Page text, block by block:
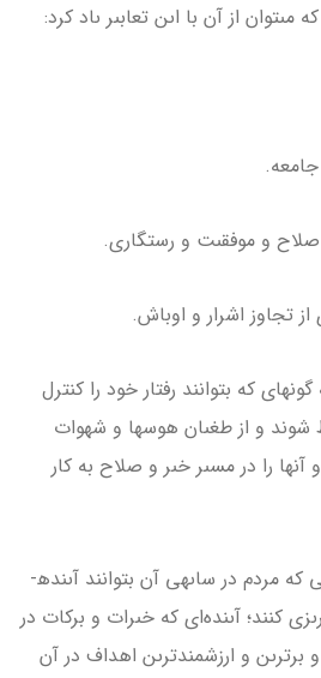
از آن با اىن تعابىر ىاد کرد:
صلاح و موفقىت و رستگارى.
تجاوز اشرار و اوباش.
که بتوانند رفتار خود را کنترل
و از طغىان هوس­ها و شهوات
آن­ها را در مسىر خىر و صلاح به کار
ـ اىجاد امکانات و مقدماتى که مردم در ساىه­ى آن بتوانند آىنده­
کنند؛ آىنده‌اى که خىرات و برکات در
و ارزشمندترىن اهداف در آن